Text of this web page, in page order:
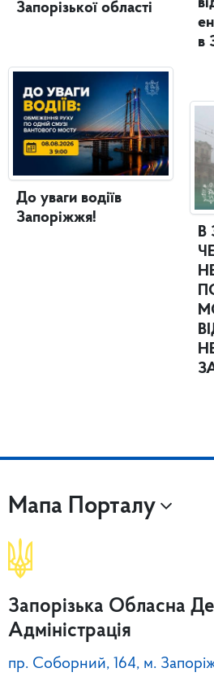
Запорізької області
До уваги водіїв
Запоріжжя!
в
В
Мапа Порталу
Запорізька Обласна
Адміністрація
пр. Соборний, 164, м.